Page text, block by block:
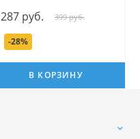
287 руб. 399 руб.
-28%
В КОРЗИНУ